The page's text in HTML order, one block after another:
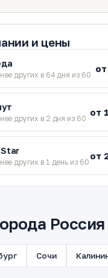
и цены
других в 64 дня из 60
других в 2 дня из 60
от
других в 1 день из 60
от
Сочи